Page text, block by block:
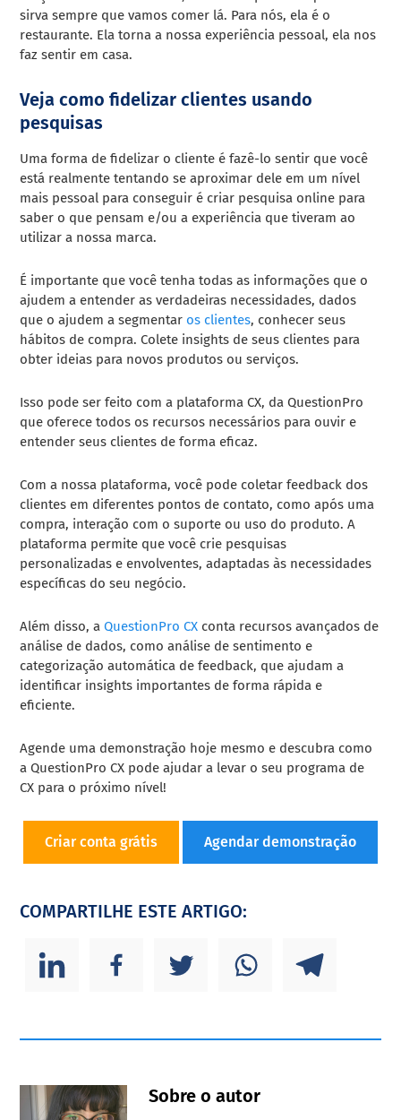
sirva sempre que vamos comer lá. Para nós, ela é o
restaurante. Ela torna a nossa experiência pessoal, ela nos
faz sentir em casa.
Veja como fidelizar clientes usando
pesquisas
Uma forma de fidelizar o cliente é fazê-lo sentir que você
está realmente tentando se aproximar dele em um nível
mais pessoal para conseguir é criar pesquisa online para
saber o que pensam e/ou a experiência que tiveram ao
utilizar a nossa marca.
É importante que você tenha todas as informações que o
ajudem a entender as verdadeiras necessidades, dados
que o ajudem a segmentar os clientes, conhecer seus
hábitos de compra. Colete insights de seus clientes para
obter ideias para novos produtos ou serviços.
Isso pode ser feito com a plataforma CX, da QuestionPro
que oferece todos os recursos necessários para ouvir e
entender seus clientes de forma eficaz.
Com a nossa plataforma, você pode coletar feedback dos
clientes em diferentes pontos de contato, como após uma
compra, interação com o suporte ou uso do produto. A
plataforma permite que você crie pesquisas
personalizadas e envolventes, adaptadas às necessidades
específicas do seu negócio.
Além disso, aQuestionPro CX conta recursos avançados de
análise de dados, como análise de sentimento e
categorização automática de feedback, que ajudam a
identificar insights importantes de forma rápida e
eficiente.
Agende uma demonstração hoje mesmo e descubra como
a QuestionPro CX pode ajudar a levar o seu programa de
CX para o próximo nível!
Criar conta grátis Agendar demonstração
COMPARTILHE ESTE ARTIGO:
Sobre o autor